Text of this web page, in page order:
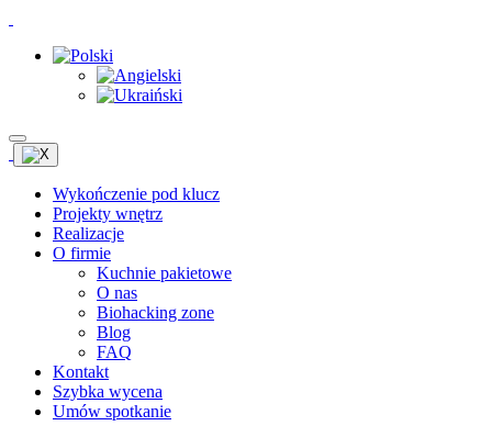
Wykończenie pod klucz
Projekty wnętrz
Realizacje
O firmie
Kuchnie pakietowe
O nas
Biohacking zone
Blog
FAQ
Kontakt
Szybka wycena
Umów spotkanie